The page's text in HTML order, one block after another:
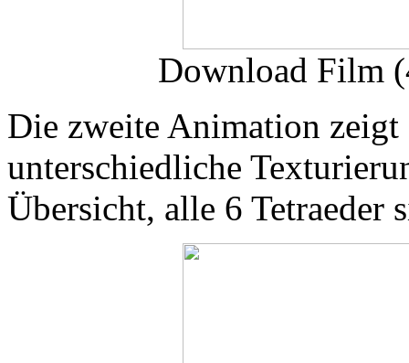
Download Film
Die zweite Animation
unterschiedliche
Übersicht, alle 6 Tetraeder